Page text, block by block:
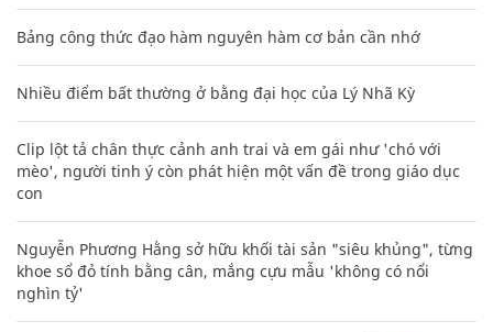
Bảng công thức đạo hàm nguyên hàm cơ bản cần nhớ
Nhiều điểm bất thường ở bằng đại học của Lý Nhã Kỳ
Clip lột tả chân thực cảnh anh trai và em gái như 'chó với
mèo', người tinh ý còn phát hiện một vấn đề trong giáo dục
con
Nguyễn Phương Hằng sở hữu khối tài sản "siêu khủng", từng
khoe sổ đỏ tính bằng cân, mắng cựu mẫu 'không có nổi
nghìn tỷ'